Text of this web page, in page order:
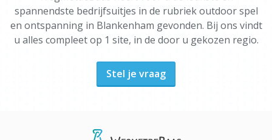
spannendste bedrijfsuitjes in de rubriek outdoor spel
en ontspanning in Blankenham gevonden. Bij ons vindt
u alles compleet op 1 site, in de door u gekozen regio.
Stel je vraag